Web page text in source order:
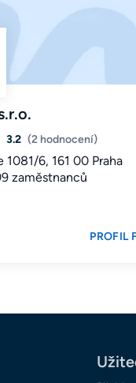
3.2 (2 hodnocení)
1081/6, 161 00 Praha
zaměstnanců
PROFIL